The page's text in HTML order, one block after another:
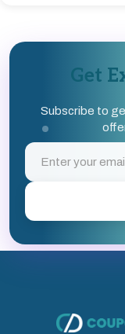
Get
Subscribe to